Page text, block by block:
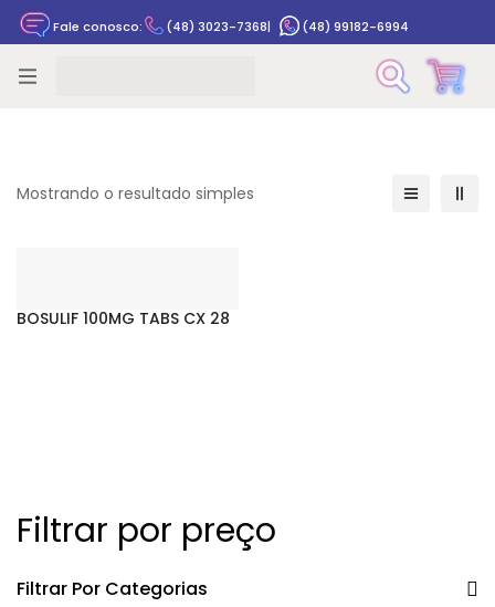
Fale conosco: (48) 3023-7368| (48) 99182-6994
Filtrar por preço
Filtrar Por Categorias
Mostrando o resultado simples
BOSULIF 100MG TABS CX 28